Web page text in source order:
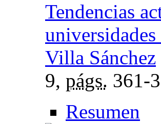
Tendencias
Villa Sánchez
9, págs. 361-
Resumen